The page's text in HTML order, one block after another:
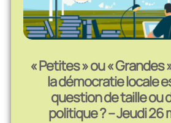
« Petites » ou « Grandes
la démocratie locale
question de taille ou
politique ? – Jeudi 26